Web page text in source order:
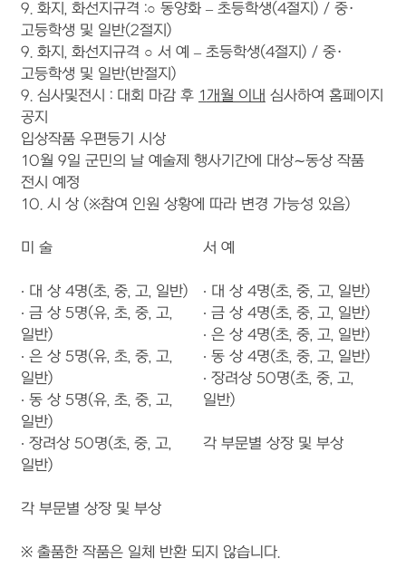
9. 화지, 화선지규격 :○ 동양화 – 초등학생(4절지) / 중·
고등학생 및 일반(2절지)
9. 화지, 화선지규격 ○ 서 예 – 초등학생(4절지) / 중·
고등학생 및 일반(반절지)
9. 심사및전시 : 대회 마감 후 1 개월 이내 심사하여 홈페이지
공지
입상작품 우편등기 시상
10월 9일 군민의 날 예술제 행사기간에 대상∼동상 작품
전시 예정
10. 시 상 (※참여 인원 상황에 따라 변경 가능성 있음)
미 술
∙ 대 상 4명(초, 중, 고, 일반)
∙ 금 상 5명(유, 초, 중, 고,
일반)
∙ 은 상 5명(유, 초, 중, 고,
일반)
∙ 동 상 5명(유, 초, 중, 고,
일반)
∙ 장려상 50명(초, 중, 고,
일반)
각 부문별 상장 및 부상
서 예
∙ 대 상 4명(초, 중, 고, 일반)
∙ 금 상 4명(초, 중, 고, 일반)
∙ 은 상 4명(초, 중, 고, 일반)
∙ 동 상 4명(초, 중, 고, 일반)
∙ 장려상 50명(초, 중, 고,
일반)
각 부문별 상장 및 부상
※ 출품한 작품은 일체 반환 되지 않습니다.